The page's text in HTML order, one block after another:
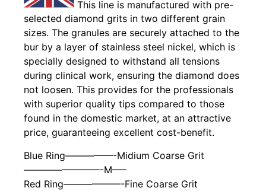
This line is manufactured with pre-
selected diamond grits in two different grain
sizes. The granules are securely attached to the
bur by a layer of stainless steel nickel, which is
specially designed to withstand all tensions
during clinical work, ensuring the diamond does
not loosen. This provides for the professionals
with superior quality tips compared to those
found in the domestic market, at an attractive
price, guaranteeing excellent cost-benefit.
Blue Ring—————-Midium Coarse Grit
————————-M—–
Red Ring——————-Fine Coarse Grit